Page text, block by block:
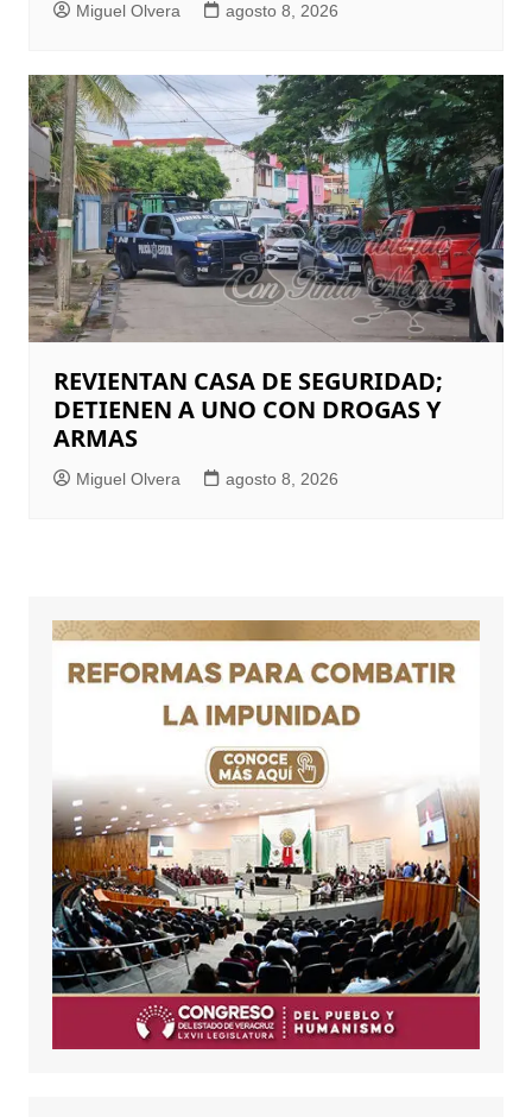
Miguel Olvera agosto 8, 2026
REVIENTAN CASA DE SEGURIDAD;
DETIENEN A UNO CON DROGAS Y
ARMAS
Miguel Olvera agosto 8, 2026